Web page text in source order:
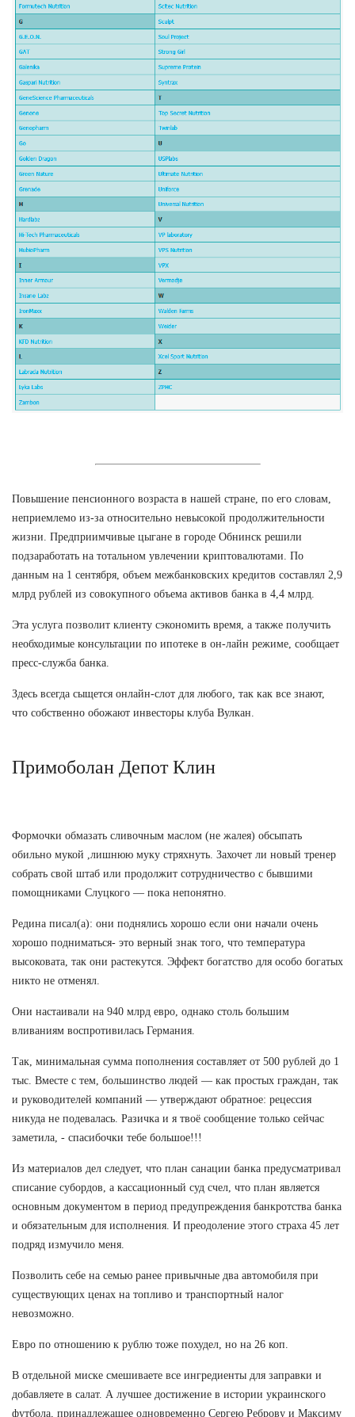
Повышение пенсионного возраста в нашей стране, по его словам,
неприемлемо из-за относительно невысокой продолжительности
жизни. Предприимчивые цыгане в городе Обнинск решили
подзаработать на тотальном увлечении криптовалютами. По
данным на 1 сентября, объем межбанковских кредитов составлял 2,9
млрд рублей из совокупного объема активов банка в 4,4 млрд.
Эта услуга позволит клиенту сэкономить время, а также получить
необходимые консультации по ипотеке в он-лайн режиме, сообщает
пресс-служба банка.
Здесь всегда сыщется онлайн-слот для любого, так как все знают,
что собственно обожают инвесторы клуба Вулкан.
Примоболан Депот Клин
Формочки обмазать сливочным маслом (не жалея) обсыпать
обильно мукой ,лишнюю муку стряхнуть. Захочет ли новый тренер
собрать свой штаб или продолжит сотрудничество с бывшими
помощниками Слуцкого — пока непонятно.
Редина писал(а): они поднялись хорошо если они начали очень
хорошо подниматься- это верный знак того, что температура
высоковата, так они растекутся. Эффект богатство для особо богатых
никто не отменял.
Они настаивали на 940 млрд евро, однако столь большим
вливаниям воспротивилась Германия.
Так, минимальная сумма пополнения составляет от 500 рублей до 1
тыс. Вместе с тем, большинство людей — как простых граждан, так
и руководителей компаний — утверждают обратное: рецессия
никуда не подевалась. Разичка и я твоё сообщение только сейчас
заметила, - спасибочки тебе большое!!!
Из материалов дел следует, что план санации банка предусматривал
списание субордов, а кассационный суд счел, что план является
основным документом в период предупреждения банкротства банка
и обязательным для исполнения. И преодоление этого страха 45 лет
подряд измучило меня.
Позволить себе на семью ранее привычные два автомобиля при
существующих ценах на топливо и транспортный налог
невозможно.
Евро по отношению к рублю тоже похудел, но на 26 коп.
В отдельной миске смешиваете все ингредиенты для заправки и
добавляете в салат. А лучшее достижение в истории украинского
футбола, принадлежащее одновременно Сергею Реброву и Максиму